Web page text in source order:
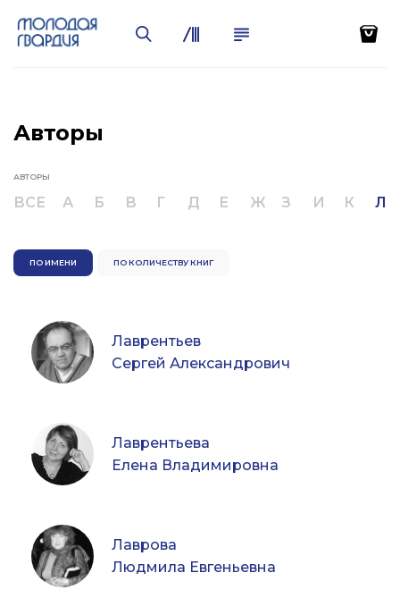
Авторы
АВТОРЫ
ВСЕ А Б В Г Д Е Ж З И К Л
ПО ИМЕНИ ПО КОЛИЧЕСТВУ КНИГ
Лаврентьев
Сергей Александрович
Лаврентьева
Елена Владимировна
Лаврова
Людмила Евгеньевна